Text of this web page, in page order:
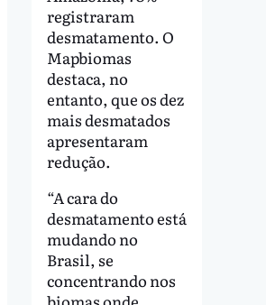
registraram
desmatamento. O
Mapbiomas
destaca, no
entanto, que os dez
mais desmatados
apresentaram
redução.
“A cara do
desmatamento está
mudando no
Brasil, se
concentrando nos